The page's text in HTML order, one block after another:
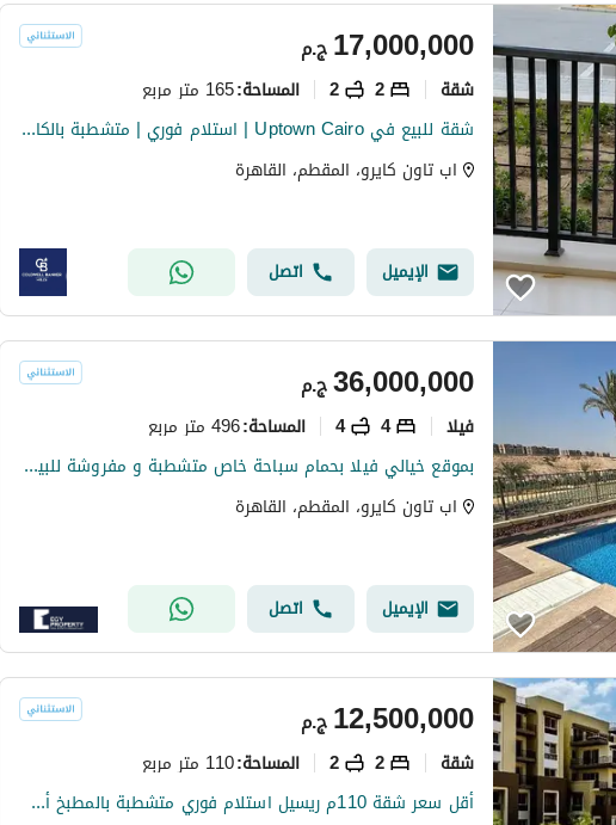
ج.م17,000,000
شقة 2
2 المساحة:165 متر مربع
شقة للبيع في Uptown Cairo | استلام فوري | متشطبة بالكامل | تكييفات | دور أرضي بموقع مميز
اب تاون كايرو، المقطم، القاهرة
الإيميل اتصل
ج.م36,000,000
فیلا 4
4 المساحة:496 متر مربع
بموقع خيالي فيلا بحمام سباحة خاص متشطبة و مفروشة للبيع في Uptown Cairo - القاهرة الجديدة
اب تاون كايرو، المقطم، القاهرة
الإيميل اتصل
ج.م12,500,000
شقة 2
2 المساحة:110 متر مربع
أقل سعر شقة 110م ريسيل استلام فوري متشطبة بالمطبخ أب تاون كايرو Aroura Uptown Cairo